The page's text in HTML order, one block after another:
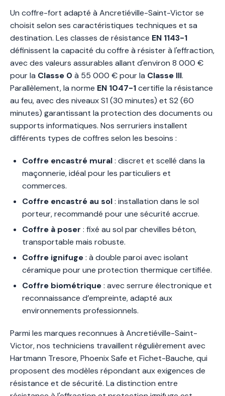
Un coffre-fort adapté à Ancretiéville-Saint-Victor se
choisit selon ses caractéristiques techniques et sa
destination. Les classes de résistance EN 1143-1
définissent la capacité du coffre à résister à l'effraction,
avec des valeurs assurables allant d'environ 8 000 €
pour la Classe 0 à 55 000 € pour la Classe III.
Parallèlement, la norme EN 1047-1certifie la résistance
au feu, avec des niveaux S1 (30 minutes) et S2 (60
minutes) garantissant la protection des documents ou
supports informatiques. Nos serruriers installent
différents types de coffres selon les besoins :
Coffre encastré mural: discret et scellé dans la
maçonnerie, idéal pour les particuliers et
commerces.
Coffre encastré au sol: installation dans le sol
porteur, recommandé pour une sécurité accrue.
Coffre à poser : fixé au sol par chevilles béton,
transportable mais robuste.
Coffre ignifuge: à double paroi avec isolant
céramique pour une protection thermique certifiée.
Coffre biométrique: avec serrure électronique et
reconnaissance d’empreinte, adapté aux
environnements professionnels.
Parmi les marques reconnues à Ancretiéville-Saint-
Victor, nos techniciens travaillent régulièrement avec
Hartmann Tresore, Phoenix Safe et Fichet-Bauche, qui
proposent des modèles répondant aux exigences de
résistance et de sécurité. La distinction entre